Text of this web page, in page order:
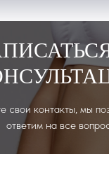
свои контакты, мы
ответим на все